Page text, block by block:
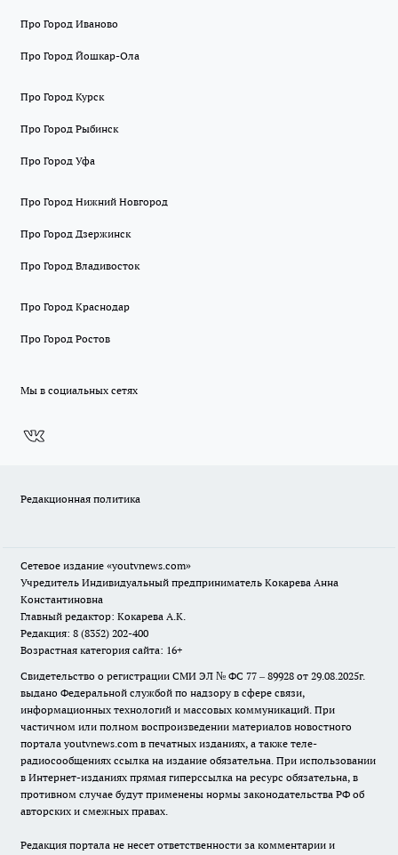
Про Город Иваново
Про Город Йошкар-Ола
Про Город Курск
Про Город Рыбинск
Про Город Уфа
Про Город Нижний Новгород
Про Город Дзержинск
Про Город Владивосток
Про Город Краснодар
Про Город Ростов
Мы в социальных сетях
Редакционная политика
Сетевое издание «youtvnews.com»
Учредитель Индивидуальный предприниматель Кокарева Анна
Константиновна
Главный редактор: Кокарева А.К.
Редакция: 8 (8352) 202-400
Возрастная категория сайта: 16+
Свидетельство о регистрации СМИ ЭЛ № ФС 77 – 89928 от 29.08.2025г.
выдано Федеральной службой по надзору в сфере связи,
информационных технологий и массовых коммуникаций. При
частичном или полном воспроизведении материалов новостного
портала youtvnews.com в печатных изданиях, а также теле-
радиосообщениях ссылка на издание обязательна. При использовании
в Интернет-изданиях прямая гиперссылка на ресурс обязательна, в
противном случае будут применены нормы законодательства РФ об
авторских и смежных правах.
Редакция портала не несет ответственности за комментарии и